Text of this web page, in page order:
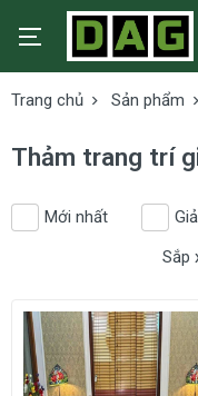
Trang chủ Sản phẩm
Thảm trang trí
Mới nhất
Sắp